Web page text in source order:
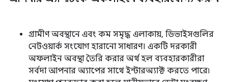
গ্রামীণ অবস্থানে এবং কম সমৃদ্ধ এলাকায়, ডিভাইসগুলির
নেটওয়ার্ক সংযোগ হারানো সাধারণ। একটি দরকারী
অফলাইন অবস্থা তৈরি করার অর্থ হল ব্যবহারকারীরা
সর্বদা আপনার অ্যাপের সাথে ইন্টারঅ্যাক্ট করতে পারে৷